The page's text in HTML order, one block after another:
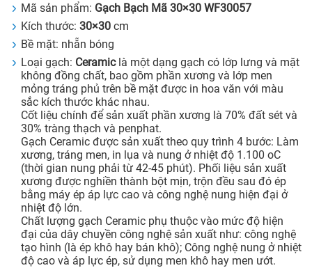
Mã sản phẩm: Gạch Bạch Mã 30×30 WF30057
Kích thước: 30×30 cm
Bề mặt: nhẵn bóng
Loại gạch: Ceramiclà một dạng gạch có lớp lưng và mặt
không đồng chất, bao gồm phần xương và lớp men
mỏng tráng phủ trên bề mặt được in hoa văn với màu
sắc kích thước khác nhau.
Cốt liệu chính để sản xuất phần xương là 70% đất sét và
30% tràng thạch và penphat.
Gạch Ceramic được sản xuất theo quy trình 4 bước: Làm
xương, tráng men, in lụa và nung ở nhiệt độ 1.100 oC
(thời gian nung phải từ 42-45 phút). Phối liệu sản xuất
xương được nghiền thành bột mịn, trộn đều sau đó ép
bằng máy ép áp lực cao và công nghệ nung hiện đại ở
nhiệt độ lớn.
Chất lượng gạch Ceramic phụ thuộc vào mức độ hiện
đại của dây chuyền công nghệ sản xuất như: công nghệ
tạo hình (là ép khô hay bán khô); Công nghệ nung ở nhiệt
độ cao và áp lực ép, sử dụng men khô hay men ướt.